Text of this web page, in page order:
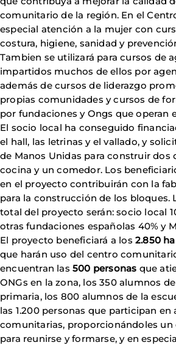
comunitario de la región. En el
especial atención a la mujer con
costura, higiene, sanidad y
Tambien se utilizará para cursos de
impartidos muchos de ellos por
además de cursos de liderazgo
propias comunidades y cursos de
por fundaciones y Ongs que operan
El socio local ha conseguido
el hall, las letrinas y el vallado, y
de Manos Unidas para construir dos
cocina y un comedor. Los
en el proyecto contribuirán con la
para la construcción de los bloques.
total del proyecto serán: socio local
otras fundaciones españolas 40% y
El proyecto beneficiará a los 2.850
que harán uso del centro
encuentran las 500 personas que
ONGs en la zona, los 350 alumnos
primaria, los 800 alumnos de la
las 1.200 personas que participan en
comunitarias, proporcionándoles un
para reunirse y formarse, y en